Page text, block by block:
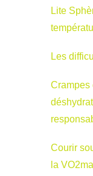
Lite
Les
Crampes
Courir
la